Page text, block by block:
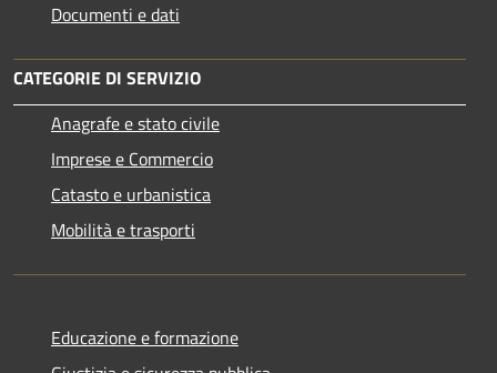
Documenti e dati
CATEGORIE DI SERVIZIO
Anagrafe e stato civile
Imprese e Commercio
Catasto e urbanistica
Mobilità e trasporti
Educazione e formazione